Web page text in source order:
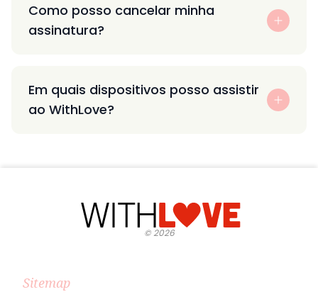
Como posso cancelar minha
assinatura?
Em quais dispositivos posso assistir
ao WithLove?
©2026
Sitemap